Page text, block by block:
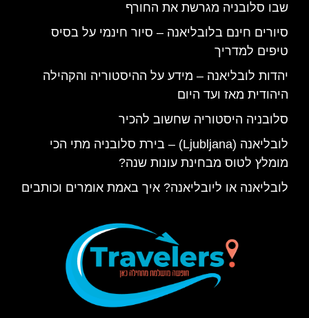
שבו סלובניה מגרשת את החורף
סיורים חינם בלובליאנה – סיור חינמי על בסיס
טיפים למדריך
יהדות לובליאנה – מידע על ההיסטוריה והקהילה
היהודית מאז ועד היום
סלובניה היסטוריה שחשוב להכיר
לובליאנה (Ljubljana) – בירת סלובניה מתי הכי
מומלץ לטוס מבחינת עונות שנה?
לובליאנה או ליובליאנה? איך באמת אומרים וכותבים